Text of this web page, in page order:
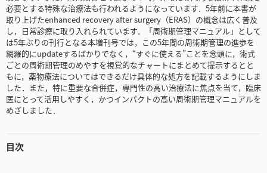
必要とする特殊な治療法も行われるようになっています．5年前に本書が
取り上げたenhanced recovery after surgery（ERAS）の概念は広く普及
し，日常診療に取り入れられています．「周術期管理マニュアル」として
は5年ぶりの刊行となる本増刊号では，この5年間の周術期管理の進歩を
網羅的にupdateするばかりでなく，“すぐに使える”ことを念頭に，術式
ごとの周術期管理のめやすを視覚的なチャートにまとめて提示するとと
もに，薬物療法についてはできるだけ具体的な処方を記載するようにしま
した．また，特に重要な合併症，専門性の高い治療法に焦点を当て，臨床
医にとって活用しやすく，かつインパクトの高い周術期管理マニュアルを
めざしました．
目次